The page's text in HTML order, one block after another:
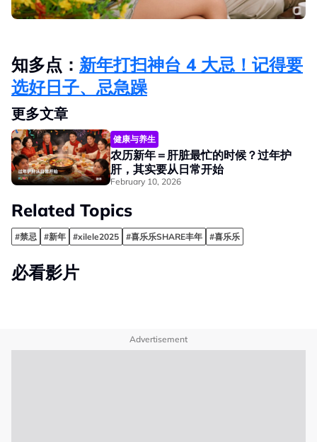
知多点： 新年打扫神台 4 大忌！记得要
选好日子、忌急躁
更多文章
健康与养生
农历新年＝肝脏最忙的时候？过年护
肝，其实要从日常开始
February 10, 2026
Related Topics
#禁忌 #新年 #xilele2025 #喜乐乐SHARE丰年 #喜乐乐
必看影片
Advertisement